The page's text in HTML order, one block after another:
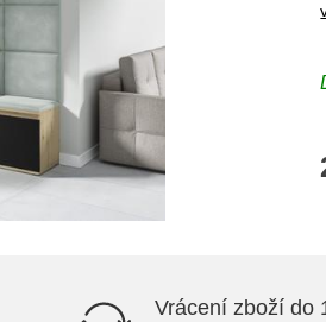
Vrácení zboží do